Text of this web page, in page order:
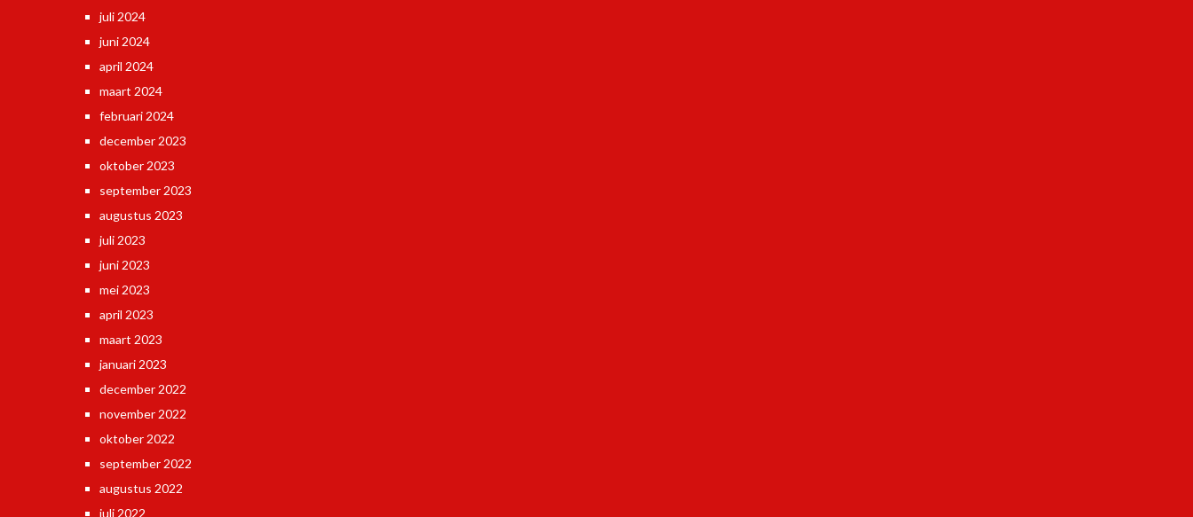
juli 2024
juni 2024
april 2024
maart 2024
februari 2024
december 2023
oktober 2023
september 2023
augustus 2023
juli 2023
juni 2023
mei 2023
april 2023
maart 2023
januari 2023
december 2022
november 2022
oktober 2022
september 2022
augustus 2022
juli 2022